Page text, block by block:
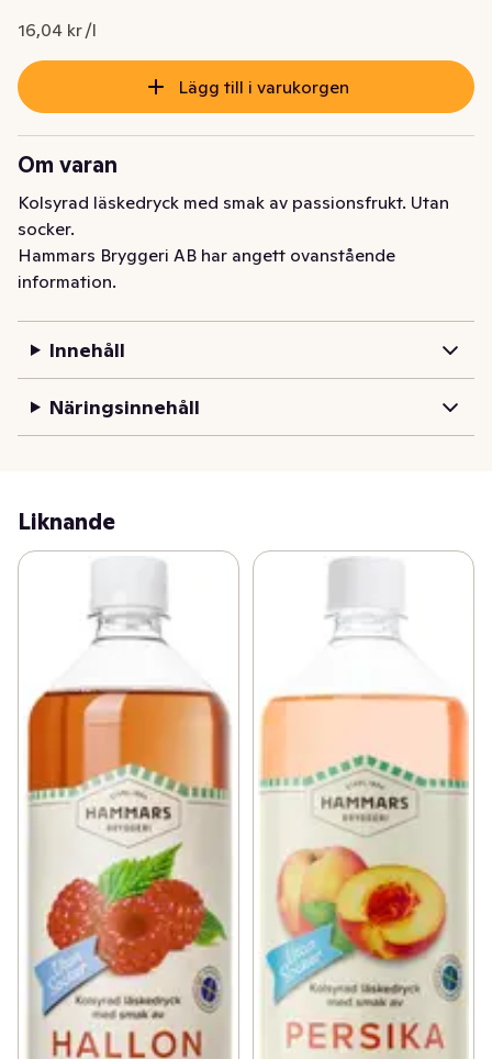
16,04 kr /l
Lägg till i varukorgen
Om varan
Kolsyrad läskedryck med smak av passionsfrukt. Utan
socker.
Hammars Bryggeri AB har angett ovanstående
information.
Innehåll
Näringsinnehåll
Liknande